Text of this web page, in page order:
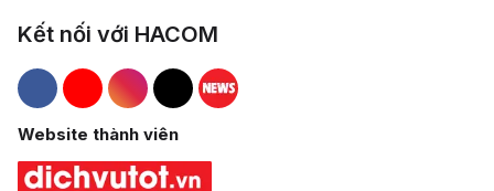
Kết nối với HACOM
Hacom Facebook
Hacom YouTube
Hacom Instagram
Hacom TikTok
Website thành viên